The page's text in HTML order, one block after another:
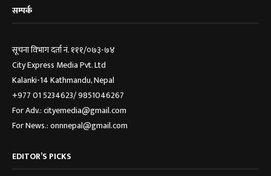
सम्पर्क
सूचना विभाग दर्ता नं. १११/०७३-७४
City Express Media Pvt. Ltd
Kalanki-14 Kathmandu, Nepal
+977 01 5234623/ 9851046267
For Adv.: cityemedia@gmail.com
For News.: onnnepal@gmail.com
EDITOR’S PICKS